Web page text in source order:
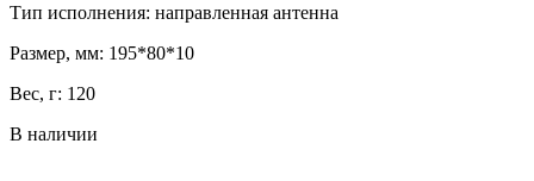
Тип исполнения: направленная антенна
Размер, мм: 195*80*10
Вес, г: 120
В наличии